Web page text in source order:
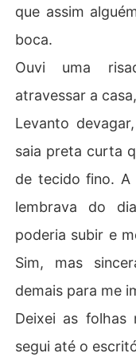
que assim
boca.
Ouvi uma
atravessar a
Levanto
saia preta curta
de tecido fino. A
lembrava do
poderia subir e
Sim, mas
demais para me
Deixei as
segui até o